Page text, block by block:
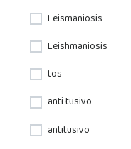
Leismaniosis
Leishmaniosis
tos
anti tusivo
antitusivo